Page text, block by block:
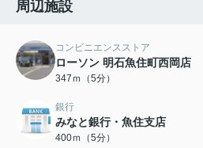
周辺施設
コンビニエンスストア
ローソン 明石魚住町西岡店
347ｍ（5分）
銀行
みなと銀行・魚住支店
400ｍ（5分）